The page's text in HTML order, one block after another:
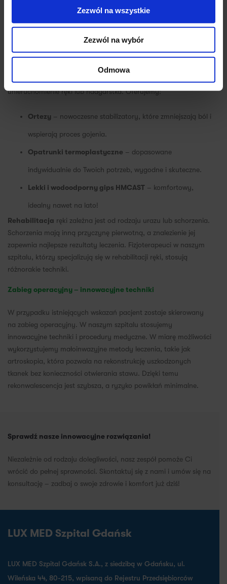
Zezwól na wszystkie
Zezwól na wybór
Odmowa
Terapie regeneracyjne– czynniki wzrostu, kwas
hialuronowy czy komórki macierzyste, które wspomagają
odbudowę uszkodzonych tkanek, spowalniając
Dla optymalnych rezultatów czasem konieczne jest
unieruchomienie ręki lub nadgarstka. Oferujemy:
Ortezy – nowoczesne stabilizatory, które zmniejszają ból i
wspierają proces gojenia.
Opatrunki termoplastyczne – dopasowane
indywidualnie do Twoich potrzeb, wygodne i skuteczne.
Lekki i wodoodporny gips HMCAST – komfortowy,
idealny nawet na lato!
Rehabilitacja ręki zależna jest od rodzaju urazu lub schorzenia.
Schorzenia mają inną przyczynę pierwotną, a znalezienie jej
zapewnia najlepsze rezultaty leczenia. Fizjoterapeuci w naszym
szpitalu, którzy specjalizują się w rehabilitacji ręki, stosują
różnorakie techniki.
Zabieg operacyjny – innowacyjne techniki
W przypadku istniejących wskazań pacjent zostaje skierowany
na zabieg operacyjny. W naszym szpitalu stosujemy
innowacyjne techniki i procedury medyczne. W miarę możliwości
wykorzystujemy małoinwazyjne metody leczenia, takie jak
artroskopia, która pozwala na rekonstrukcję uszkodzonych
tkanek bez konieczności otwierania stawu. Dzięki temu
rekonwalescencja jest szybsza, a ryzyko powikłań minimalne.
Sprawdź nasze innowacyjne rozwiązania!
Niezależnie od rodzaju dolegliwości, nasz zespół pomoże Ci
wrócić do pełnej sprawności. Skontaktuj się z nami i umów się na
konsultację – zadbaj o swoje zdrowie i komfort już dziś!
LUX MED Szpital Gdańsk
LUX MED Szpital Gdańsk S.A., z siedzibą w Gdańsku, ul.
Wileńska 44, 80-215, wpisaną do Rejestru Przedsiębiorców